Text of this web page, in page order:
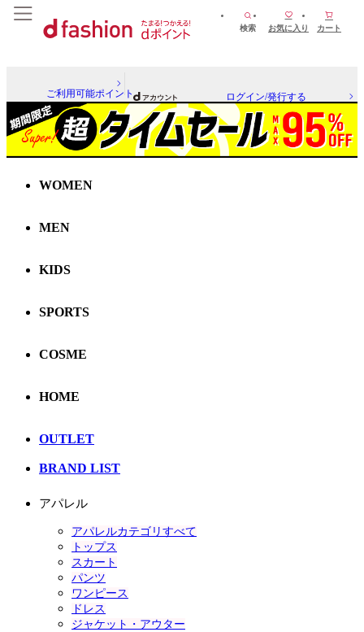
検索 お気に入り カート
ご利用可能ポイント ログイン/発行する
WOMEN
MEN
KIDS
SPORTS
COSME
HOME
OUTLET
BRAND LIST
アパレル
アパレルカテゴリすべて
トップス
スカート
パンツ
ワンピース
ドレス
ジャケット・アウター